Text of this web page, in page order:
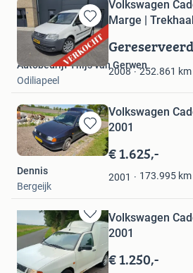
Bewaren
in
Mijn
Favorieten
Volkswagen
Marge |
Gereserveerd
2008 252.861 km
Autobedrijf Thijs van Gerwen
Odiliapeel
Bewaren
in
Favorieten
Volkswagen
2001
€ 1.625,-
2001 173.995 km
Dennis
Bergeijk
Bewaren
in
Mijn
Favorieten
Volkswagen
2001
€ 1.250,-